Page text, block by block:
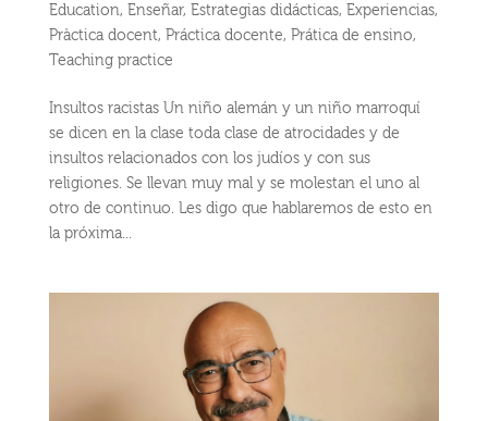
Education, Enseñar, Estrategias didácticas, Experiencias,
Pràctica docent, Práctica docente, Prática de ensino,
Teaching practice
Insultos racistas Un niño alemán y un niño marroquí
se dicen en la clase toda clase de atrocidades y de
insultos relacionados con los judíos y con sus
religiones. Se llevan muy mal y se molestan el uno al
otro de continuo. Les digo que hablaremos de esto en
la próxima...